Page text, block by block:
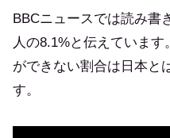
BBCニュースでは読み書
人の8.1%と伝えていま
ができない割合は日本と
す。